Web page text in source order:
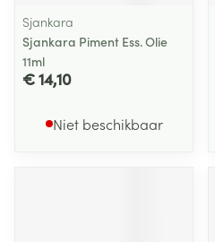
Sjankara
Sjankara Piment Ess. Olie
11ml
€ 14,10
Niet beschikbaar